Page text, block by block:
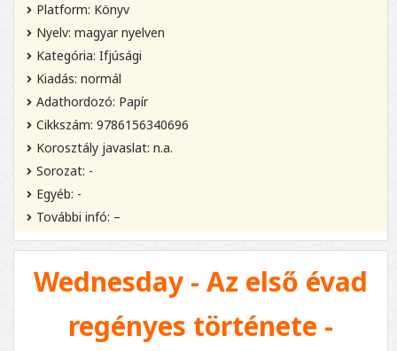
Platform: Könyv
Nyelv: magyar nyelven
Kategória: Ifjúsági
Kiadás: normál
Adathordozó: Papír
Cikkszám: 9786156340696
Korosztály javaslat: n.a.
Sorozat: -
Egyéb: -
További infó: –
Wednesday - Az első évad
regényes története -